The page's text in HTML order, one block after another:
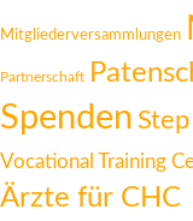
Mitgliederversammlungen
Partnerschaft
Spenden
Vocational Training
Ärzte für CHC